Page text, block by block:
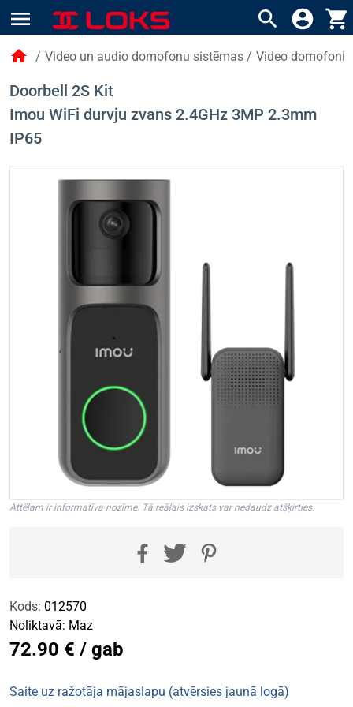
menu search account_circle shopping_cart
home / Video un audio domofonu sistēmas / Video domofoni
Doorbell 2S Kit
Imou WiFi durvju zvans 2.4GHz 3MP 2.3mm
IP65
Attēlam ir informatīva nozīme. Tā reālais izskats var nedaudz atšķirties.
Kods: 012570
Noliktavā: Maz
72.90 € / gab
Saite uz ražotāja mājaslapu (atvērsies jaunā logā)